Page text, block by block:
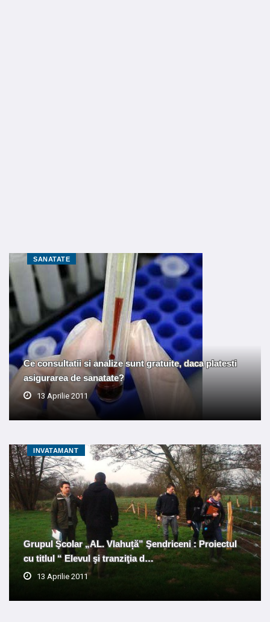
SANATATE
Ce consultatii si analize sunt gratuite, daca platesti
asigurarea de sanatate?
13 Aprilie 2011
INVATAMANT
Grupul Şcolar „AL. Vlahuță” Şendriceni : Proiectul
cu titlul “ Elevul şi tranziţia d…
13 Aprilie 2011